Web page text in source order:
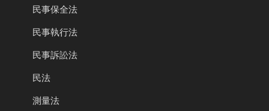
民事保全法
民事執行法
民事訴訟法
民法
測量法